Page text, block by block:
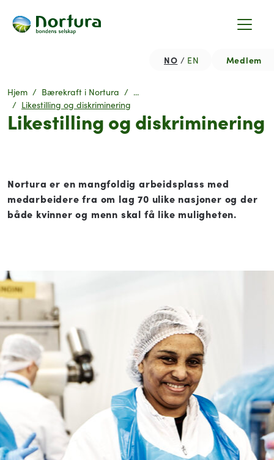
Medlem
NO EN
Hjem Bærekraft i Nortura
...
Likestilling og diskriminering
Likestilling og diskriminering
Nortura er en mangfoldig arbeidsplass med
medarbeidere fra om lag 70 ulike nasjoner og der
både kvinner og menn skal få like muligheten.